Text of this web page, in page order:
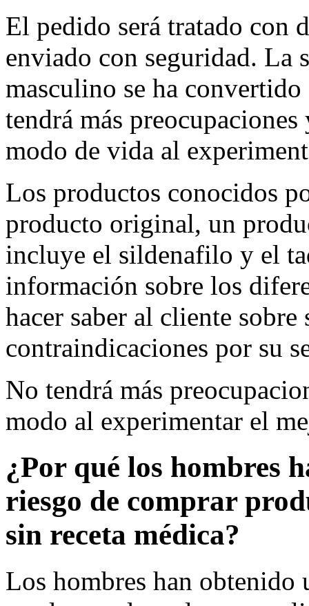
El pedido será tratado con
enviado con seguridad. La
masculino se ha
tendrá más
modo de vida al
Los productos conocidos
producto original, un
incluye el sildenafilo y el
información sobre los
hacer saber al cliente
contraindicaciones por su
No tendrá más
modo al experimentar el
¿Por qué los hombres
riesgo de comprar
sin receta médica?
Los hombres han obtenido